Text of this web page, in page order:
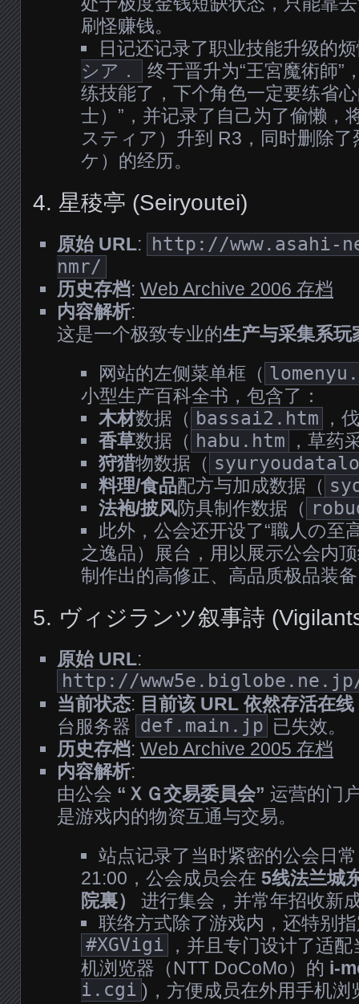
刷怪赚钱。
日记还记录了职业技能升级的
シア．
终于晋升为“王宮魔術師”
练技能了，下个角色一定要练省
士）”，并记录了自己为了偷懒，
スティア）升到 R3，同时删除
ケ）的经历。
4. 星稜亭 (Seiryoutei)
原始 URL:
http://www.asahi-
nmr/
历史存档: Web Archive 2006 存档
内容解析:
这是一个极致专业的生产与采集系玩
网站的左侧菜单框（
小型生产百科全书，包含了：
木材数据（ bassai2.htm
，
香草数据（ habu.htm
，草药
狩猎物数据（
料理/食品配方与加成数据（
法袍/披风防具制作数据（
此外，公会还开设了“職人の至
之逸品）展台，用以展示公会内
制作出的高修正、高品质极品装
5. ヴィジランツ叙事詩
原始 URL:
http://
当前状态: 目前该 URL 依然存活在线
台服务器 def.main.jp 已失效。
历史存档: Web Archive 2005 存档
内容解析:
由公会 “ＸＧ交易委員会” 运营的门
是游戏内的物资互通与交易。
站点记录了当时紧密的公会日
21:00，公会成员会在 5线法兰城
院裏）
进行集会，并常年招收新
联络方式除了游戏内，还特别
#XGVigi
，并且专门设计了适
机浏览器（NTT DoCoMo）的 i-
i.cgi )，方便成员在外用手机浏